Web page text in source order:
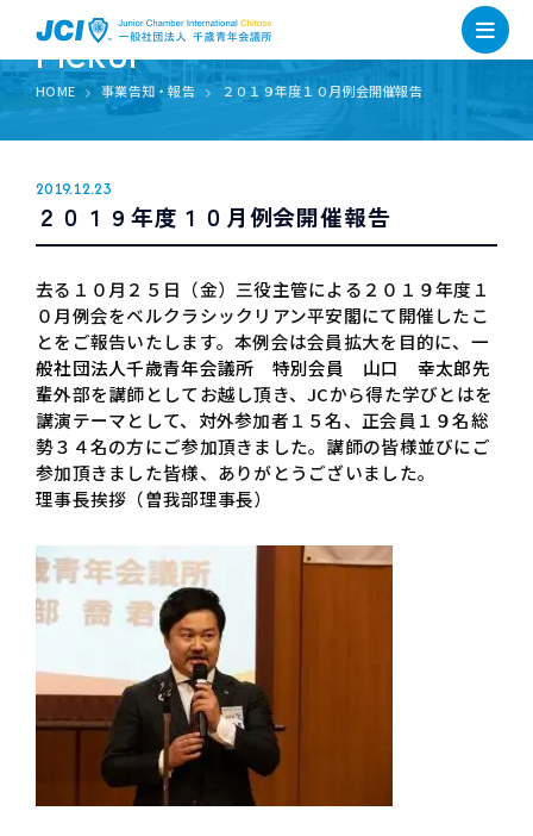
PICKUP
HOME 事業告知・報告 ２０１９年度１０月例会開催報告
2019.12.23
２０１９年度１０月例会開催報告
去る１０月２５日（金）三役主管による２０１９年度１
０月例会をベルクラシックリアン平安閣にて開催したこ
とをご報告いたします。本例会は会員拡大を目的に、 一
般社団法人千歳青年会議所 特別会員 山口 幸太郎先
輩外部を講師としてお越し頂き、JCから得た学びとはを
講演テーマとして、対外参加者１５名、正会員１９名総
勢３４名の方にご参加頂きました。講師の皆様並びにご
参加頂きました皆様、ありがとうございました。
理事長挨拶（曽我部理事長）